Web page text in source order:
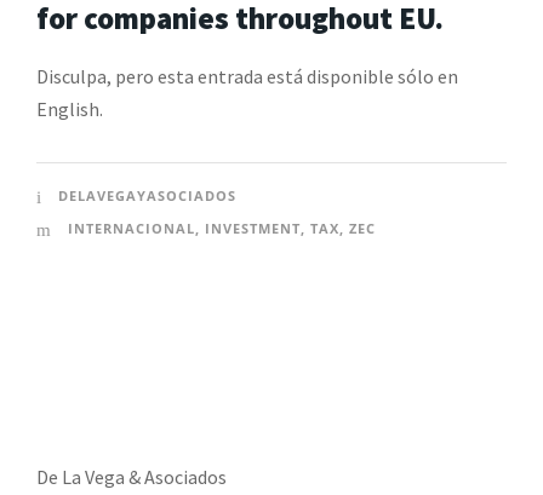
for companies throughout EU.
Disculpa, pero esta entrada está disponible sólo en
English.
DELAVEGAYASOCIADOS
INTERNACIONAL, INVESTMENT, TAX, ZEC
De La Vega & Asociados